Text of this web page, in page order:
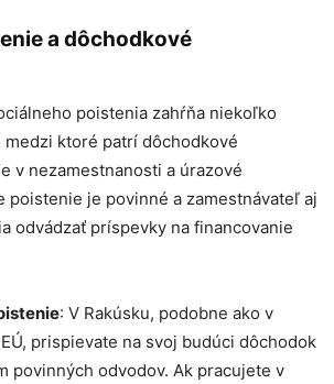
a dôchodkové
poistenia zahŕňa niekoľko
ktoré patrí dôchodkové
v nezamestnanosti a úrazové
poistenie je povinné a zamestnávateľ aj
odvádzať príspevky na financovanie
: V Rakúsku, podobne ako v
prispievate na svoj budúci dôchodok
povinných odvodov. Ak pracujete v